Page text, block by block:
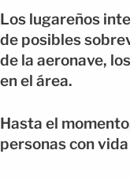
Los lugareños
de posibles
de la aeronave,
en el área.
Hasta el
personas con